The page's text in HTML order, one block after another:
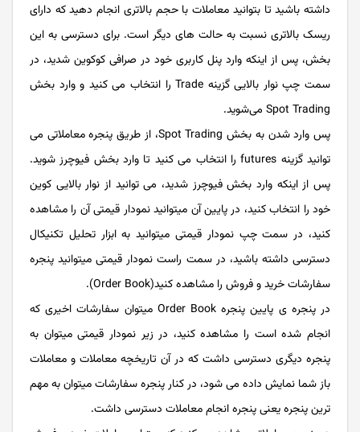
داشته باشید تا بتوانید معاملات با حجم بالاتری انجام دهید که دارای
ریسک بالاتری نسبت به حالت های دیگر است. برای دسترسی به این
بخش، پس از اینکه وارد پنل کاربری خود در صرافی کوکوین شدید، در
سمت چپ نوار بالایی گزینه Trade را انتخاب می کنید و وارد بخش
Spot Trading می­‌شوید.
پس وارد شدن به بخش Spot Trading، از طریق پنجره معاملاتی می
توانید گزینه futures را انتخاب می کنید تا وارد بخش فیوچرز شوید.
پس از اینکه وارد بخش فیوچرز شدید، می توانید از نوار بالایی کوین
خود را انتخاب کنید، در پایین آن می­توانید نمودار قیمتی آن را مشاهده
کنید، در سمت چپ نمودار قیمتی می­توانید به ابزار تحلیل تکنیکال
دسترسی داشته باشید، در سمت راست نمودار قیمتی می­توانید پنجره
سفارشات خرید و فروش را مشاهده کنید(Order Book).
در پنجره ­ی پایین پنجره Order Book می­توان سفارشات اخیری که
انجام شده است را مشاهده کنید، در زیر نمودار قیمتی می­توان به
پنجره دیگری دسترسی داشت که در آن تاریخچه معاملات و معاملات
باز شما نمایش داده می شود، در کنار پنجره سفارشات می­توان به مهم
ترین پنجره یعنی پنجره انجام معاملات دسترسی داشت.